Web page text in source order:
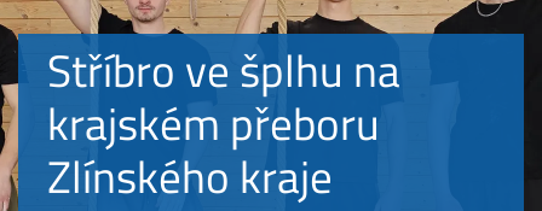
Stříbro ve šplhu na
krajském přeboru
Zlínského kraje